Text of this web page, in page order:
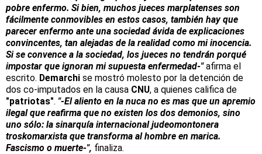
pobre enfermo. Si bien, muchos jueces marplatenses son
fácilmente conmovibles en estos casos, también hay que
parecer enfermo ante una sociedad ávida de explicaciones
convincentes, tan alejadas de la realidad como mi inocencia.
Si se convence a la sociedad, los jueces no tendrán porqué
impostar que ignoran mi supuesta enfermedad-"afirma el
escrito. Demarchi se mostró molesto por la detención de
dos co-imputados en la causa CNU, a quienes califica de
"patriotas". "-El aliento en la nuca no es mas que un apremio
ilegal que reafirma que no existen los dos demonios, sino
uno sólo: la sinarquía internacional judeomontonera
troskomarxista que transforma al hombre en marica.
Fascismo o muerte-", finaliza.